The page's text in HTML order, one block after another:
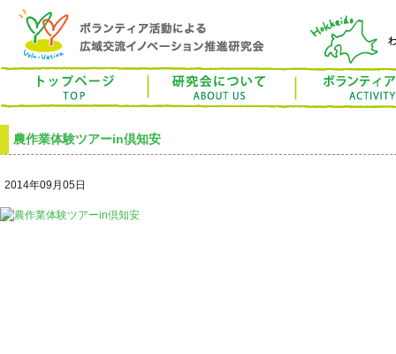
トップページ ボラベーション研
農作業体験ツアーin倶知安
2014年09月05日